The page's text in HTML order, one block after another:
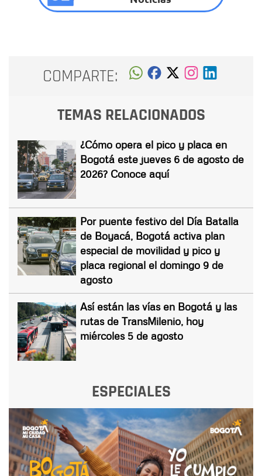
COMPARTE:
TEMAS RELACIONADOS
¿Cómo opera el pico y placa en
Bogotá este jueves 6 de agosto de
2026? Conoce aquí
Por puente festivo del Día Batalla
de Boyacá, Bogotá activa plan
especial de movilidad y pico y
placa regional el domingo 9 de
agosto
Así están las vías en Bogotá y las
rutas de TransMilenio, hoy
miércoles 5 de agosto
ESPECIALES